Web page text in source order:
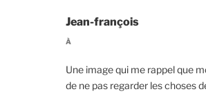
Jean-françois
À
Une image qui me rappel que
de ne pas regarder les choses